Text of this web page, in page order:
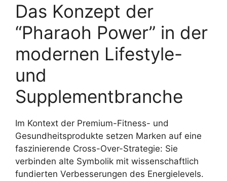
Das Konzept der
“Pharaoh Power” in der
modernen Lifestyle-
und
Supplementbranche
Im Kontext der Premium-Fitness- und
Gesundheitsprodukte setzen Marken auf eine
faszinierende Cross-Over-Strategie: Sie
verbinden alte Symbolik mit wissenschaftlich
fundierten Verbesserungen des Energielevels.